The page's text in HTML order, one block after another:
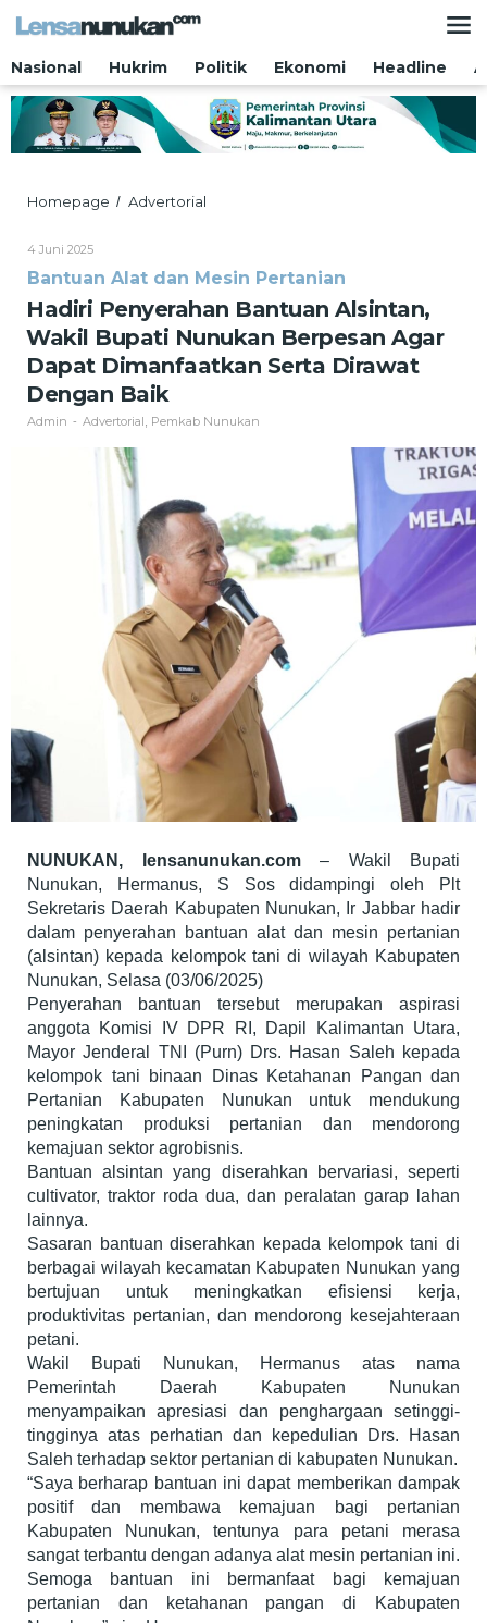
Nasional
Hukrim Politik Ekonomi Headline
Homepage / Advertorial
Wakil
Nunukan
Berpesan
Agar
Dapat
Serta
4 Juni 2025Oleh
Bantuan Alat dan Mesin Pertanian
Hadiri Penyerahan Bantuan Alsintan,
Wakil Bupati Nunukan Berpesan Agar
Dapat Dimanfaatkan Serta Dirawat
Dengan Baik
Admin - Advertorial Pemkab Nunukan
NUNUKAN, lensanunukan.com– Wakil Bupati
Nunukan, Hermanus, S Sos didampingi oleh Plt
Sekretaris Daerah Kabupaten Nunukan, Ir Jabbar hadir
dalam penyerahan bantuan alat dan mesin pertanian
(alsintan) kepada kelompok tani di wilayah Kabupaten
Nunukan, Selasa (03/06/2025)
Penyerahan bantuan tersebut merupakan aspirasi
anggota Komisi IV DPR RI, Dapil Kalimantan Utara,
Mayor Jenderal TNI (Purn) Drs. Hasan Saleh kepada
kelompok tani binaan Dinas Ketahanan Pangan dan
Pertanian Kabupaten Nunukan untuk mendukung
peningkatan produksi pertanian dan mendorong
kemajuan sektor agrobisnis.
Bantuan alsintan yang diserahkan bervariasi, seperti
cultivator, traktor roda dua, dan peralatan garap lahan
lainnya.
Sasaran bantuan diserahkan kepada kelompok tani di
berbagai wilayah kecamatan Kabupaten Nunukan yang
bertujuan untuk meningkatkan efisiensi kerja,
produktivitas pertanian, dan mendorong kesejahteraan
petani.
Wakil Bupati Nunukan, Hermanus atas nama
Pemerintah Daerah Kabupaten Nunukan
menyampaikan apresiasi dan penghargaan setinggi-
tingginya atas perhatian dan kepedulian Drs. Hasan
Saleh terhadap sektor pertanian di kabupaten Nunukan.
“Saya berharap bantuan ini dapat memberikan dampak
positif dan membawa kemajuan bagi pertanian
Kabupaten Nunukan, tentunya para petani merasa
sangat terbantu dengan adanya alat mesin pertanian ini.
Semoga bantuan ini bermanfaat bagi kemajuan
pertanian dan ketahanan pangan di Kabupaten